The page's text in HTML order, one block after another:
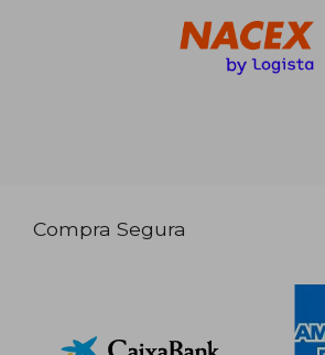
Compra Segura